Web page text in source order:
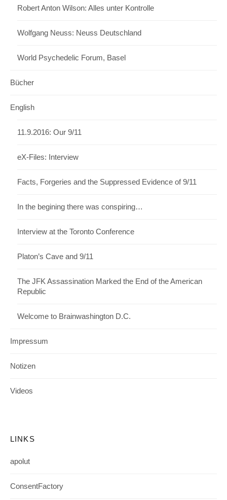
Robert Anton Wilson: Alles unter Kontrolle
Wolfgang Neuss: Neuss Deutschland
World Psychedelic Forum, Basel
Bücher
English
11.9.2016: Our 9/11
eX-Files: Interview
Facts, Forgeries and the Suppressed Evidence of 9/11
In the begining there was conspiring…
Interview at the Toronto Conference
Platon’s Cave and 9/11
The JFK Assassination Marked the End of the American
Republic
Welcome to Brainwashington D.C.
Impressum
Notizen
Videos
LINKS
apolut
ConsentFactory